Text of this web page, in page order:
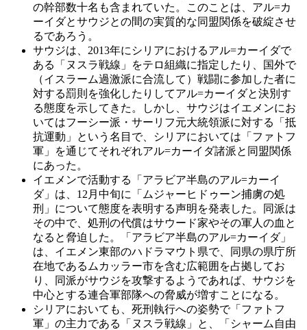
の幹部数十名も含まれていた。このことは、アル=カ
ーイダとサウジとの間の実質的な同盟関係を破綻させ
るであろう。
サウジは、2013年にシリアにおけるアル=カーイダで
ある「ヌスラ戦線」をテロ組織に指定したり、国外で
（イスラーム過激派に合流して）戦闘に参加した者に
対する罰則を強化したりしてアル=カーイダと決別す
る態度を示してきた。しかし、サウジはイエメンにお
いてはフーシー派・サーリフ元大統領派に対する「抵
抗運動」という名目で、シリアにおいては「ファトフ
軍」を通じてそれぞれアル=カーイダ諸派と同盟関係
にあった。
イエメンで活動する「アラビア半島のアル=カーイ
ダ」は、12月中旬に「ムジャーヒドゥーン捕虜の処
刑」について態度を表明する声明を発表した。同派は
その中で、処刑の代償はサウード家やその軍人の血と
なると脅迫した。「アラビア半島のアル=カーイダ」
は、イエメン東部のハドラマウト県で、同県の県庁所
在地であるムカッラー市を含む広範囲を占拠してお
り、同派がサウジを攻撃するようであれば、サウジを
中心とする連合軍部隊への脅威が増すことになる。
シリアにおいても、死刑執行への姿勢で「ファトフ
軍」の主力である「ヌスラ戦線」と、「シャーム自由